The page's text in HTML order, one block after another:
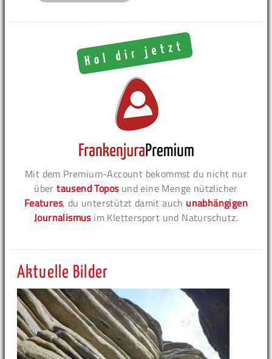
Mit dem Premium-Account bekommst du nicht nur
übertausend Toposund eine Menge nützlicher
Features, du unterstützt damit auch unabhängigen
Journalismusim Klettersport und Naturschutz.
Aktuelle Bilder